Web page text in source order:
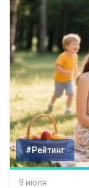
#Рейтинг
9 июля